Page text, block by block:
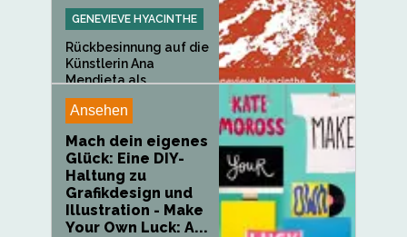
GENEVIEVE HYACINTHE
Rückbesinnung auf die
Künstlerin Ana
Mendieta als...
Ansehen
Mach dein eigenes
Glück: Eine DIY-
Haltung zu
Grafikdesign und
Illustration - Make
Your Own Luck: A...